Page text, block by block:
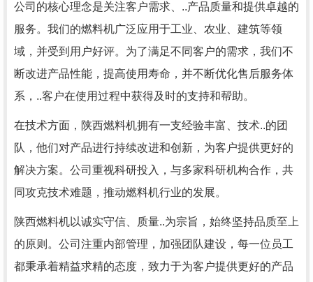
公司的核心理念是关注客户需求、..产品质量和提供卓越的
服务。我们的燃料机广泛应用于工业、农业、建筑等领
域，并受到用户好评。为了满足不同客户的需求，我们不
断改进产品性能，提高使用寿命，并不断优化售后服务体
系，..客户在使用过程中获得及时的支持和帮助。
在技术方面，陕西燃料机拥有一支经验丰富、技术..的团
队，他们对产品进行持续改进和创新，为客户提供更好的
解决方案。公司重视科研投入，与多家科研机构合作，共
同攻克技术难题，推动燃料机行业的发展。
陕西燃料机以诚实守信、质量..为宗旨，始终坚持品质至上
的原则。公司注重内部管理，加强团队建设，每一位员工
都秉承着精益求精的态度，致力于为客户提供更好的产品